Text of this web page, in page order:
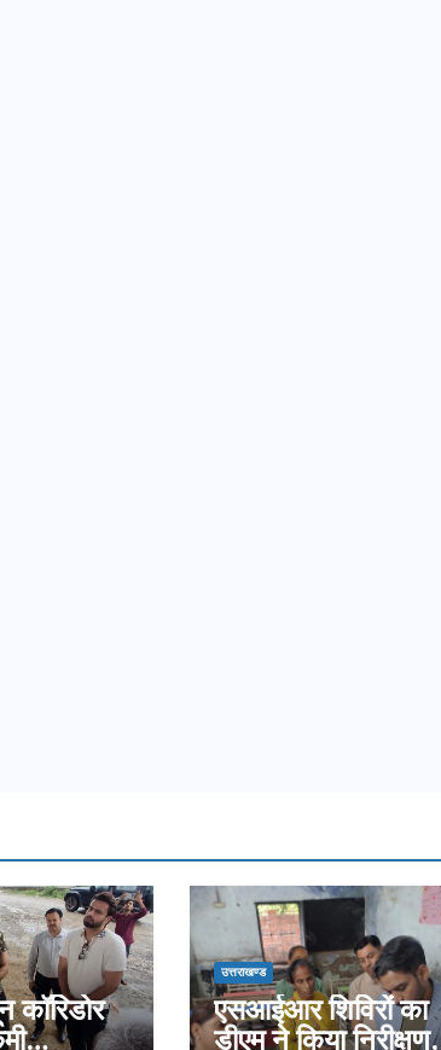
कॉरिडोर
उत्तराखण्ड
एसआईआर शिविरों का
डीएम ने किया निरीक्षण,